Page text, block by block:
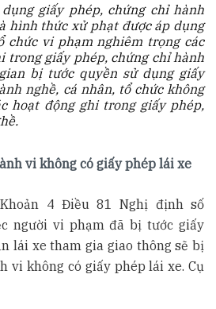
giấy phép, chứng chỉ hành
hình thức xử phạt được áp dụng
chức vi phạm nghiêm trọng các
trong giấy phép, chứng chỉ hành
bị tước quyền sử dụng giấy
nghề, cá nhân, tổ chức không
hoạt động ghi trong giấy phép,
vi không có giấy phép lái xe
4 Điều 81 Nghị định số
người vi phạm đã bị tước giấy
lái xe tham gia giao thông sẽ bị
vi không có giấy phép lái xe. Cụ